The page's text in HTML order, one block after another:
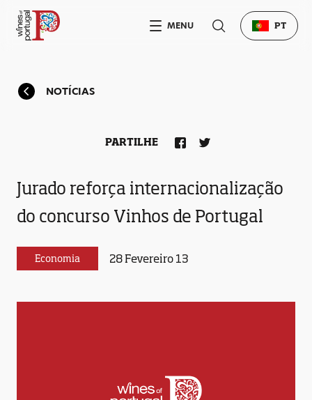
NOTÍCIAS
Jurado reforça internacionalização
do concurso Vinhos de Portugal
Economia 28 Fevereiro 13
PARTILHE
MENU PT